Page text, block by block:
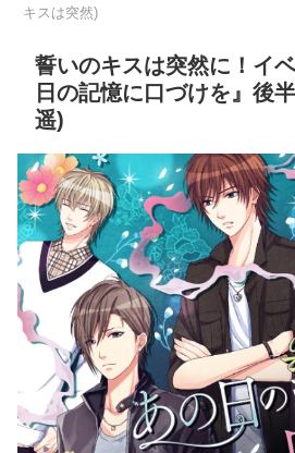
キスは突然)
誓いのキスは突然に！イ
日の記憶に口づけを』後
遥)